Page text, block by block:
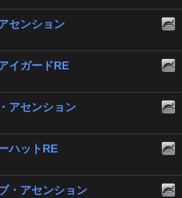
センション
イガードRE
アセンション
ハットRE
・アセンション